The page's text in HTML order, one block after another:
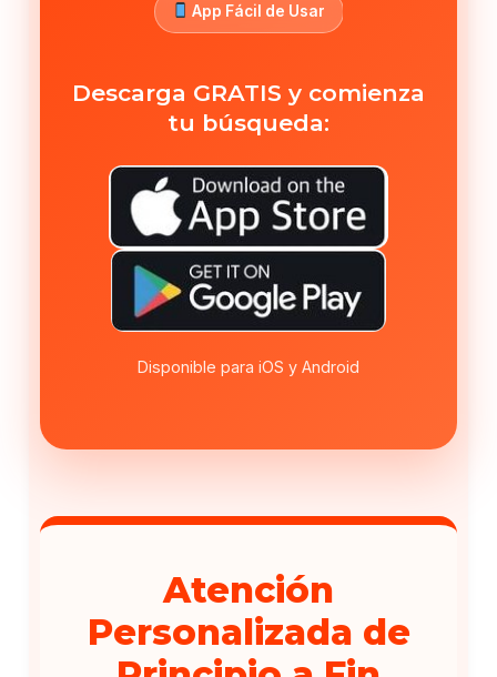
App Fácil de Usar
Descarga GRATIS y comienza
tu búsqueda:
Disponible para iOS y Android
Atención
Personalizada de